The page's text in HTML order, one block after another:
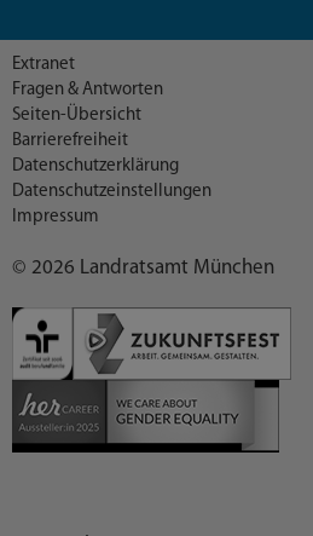
© 2026 Landratsamt München
Extranet
Fragen & Antworten
Seiten-Übersicht
Barrierefreiheit
Datenschutzerklärung
Datenschutzeinstellungen
Impressum